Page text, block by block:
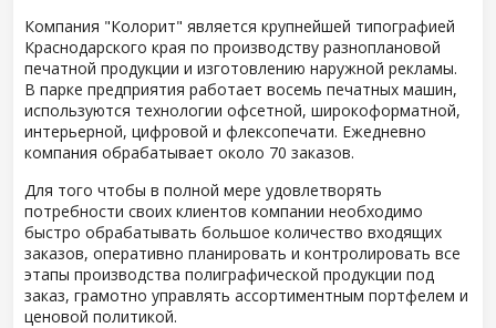
Компания "Колорит" является крупнейшей типографией
Краснодарского края по производству разноплановой
печатной продукции и изготовлению наружной рекламы.
В парке предприятия работает восемь печатных машин,
используются технологии офсетной, широкоформатной,
интерьерной, цифровой и флексопечати. Ежедневно
компания обрабатывает около 70 заказов.
Для того чтобы в полной мере удовлетворять
потребности своих клиентов компании необходимо
быстро обрабатывать большое количество входящих
заказов, оперативно планировать и контролировать все
этапы производства полиграфической продукции под
заказ, грамотно управлять ассортиментным портфелем и
ценовой политикой.